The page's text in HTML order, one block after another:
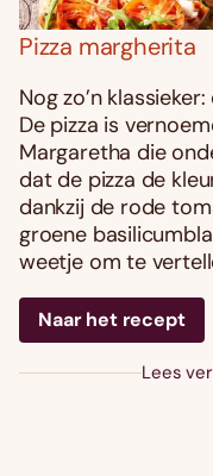
Pizza margherita
Nog zo’n
De pizza is
Margaretha die
dat de pizza de
dankzij de rode
groene
weetje om te
Naar het recept
Lees